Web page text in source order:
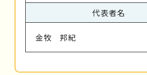
代表者名
金牧 邦紀